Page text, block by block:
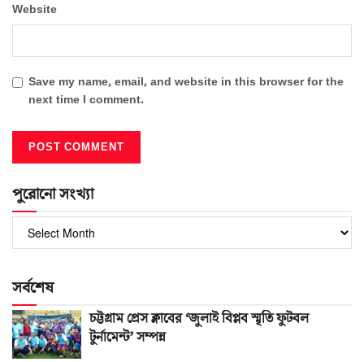
Website
Save my name, email, and website in this browser for the
next time I comment.
পুরোনো সংখ্যা
সংখ্যা
সর্বশেষ
চট্টগ্রাম প্রেস ক্লাবের ‘জুলাই বিপ্লব স্মৃতি ফুটবল
টুর্নামেন্ট’ সম্পন্ন